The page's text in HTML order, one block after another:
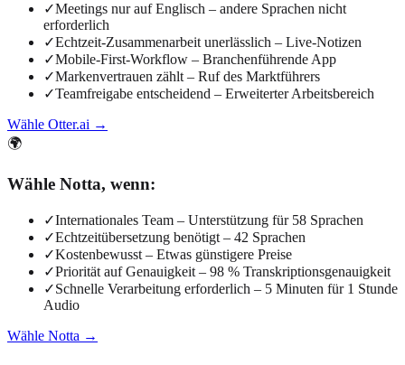
✓Meetings nur auf Englisch – andere Sprachen nicht
erforderlich
✓Echtzeit-Zusammenarbeit unerlässlich – Live-Notizen
✓Mobile-First-Workflow – Branchenführende App
✓Markenvertrauen zählt – Ruf des Marktführers
✓Teamfreigabe entscheidend – Erweiterter Arbeitsbereich
Wähle Otter.ai →
🌍
Wähle Notta, wenn:
✓Internationales Team – Unterstützung für 58 Sprachen
✓Echtzeitübersetzung benötigt – 42 Sprachen
✓Kostenbewusst – Etwas günstigere Preise
✓Priorität auf Genauigkeit – 98 % Transkriptionsgenauigkeit
✓Schnelle Verarbeitung erforderlich – 5 Minuten für 1 Stunde
Audio
Wähle Notta →